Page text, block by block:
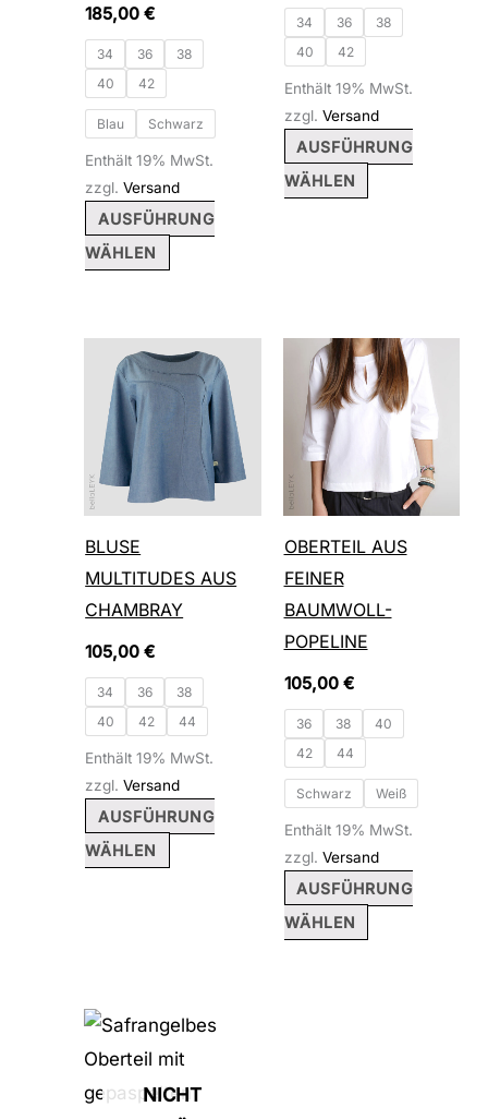
185,00€
34 36
38
40
42
Blau Schwarz
Enthält 19% MwSt.
zzgl.Versand
AUSFÜHRUNG
WÄHLEN
Produktseite
werden
34 36
38
40
42
Enthält 19% MwSt.
zzgl. Versand
AUSFÜHRUNG
WÄHLEN
der
gewählt
werden
BLUSE
MULTITUDES AUS
CHAMBRAY
105,00€
34 36
38
40
42 44
Enthält 19% MwSt.
zzgl.Versand
AUSFÜHRUNG
WÄHLEN
Dieses
Produkt
weist
mehrere
Varianten
auf.
Optionen
können
der
Produktseite
gewählt
werden
OBERTEIL AUS
FEINER
BAUMWOLL-
POPELINE
105,00 €
36 38
40
42
44
Schwarz Weiß
Enthält 19% MwSt.
zzgl. Versand
AUSFÜHRUNG
WÄHLEN
Dieses
Produkt
weist
mehrere
Varianten
auf.
Die
können
Produktseite
werden
NICHT
Dieses
Produkt
weist